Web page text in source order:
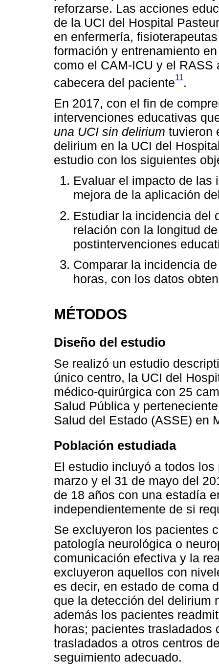
reforzarse. Las acciones
de la UCI del Hospital
en enfermería,
formación y entrenamiento
como el CAM-ICU y el
cabecera del paciente11.
En 2017, con el fin de
intervenciones educativas
una UCI sin delirium tuvieron
delirium en la UCI del
estudio con los siguientes
Evaluar el impacto de las
mejora de la aplicación
Estudiar la incidencia del
relación con la longitud
postintervenciones
Comparar la incidencia
horas, con los datos
MÉTODOS
Diseño del estudio
Se realizó un estudio
único centro, la UCI del
médico-quirúrgica con 25
Salud Pública y
Salud del Estado (ASSE) en
Población estudiada
El estudio incluyó a todos
marzo y el 31 de mayo del
de 18 años con una estadía
independientemente de si
Se excluyeron los pacientes
patología neurológica o
comunicación efectiva y la
excluyeron aquellos con
es decir, en estado de coma
que la detección del delirium
además los pacientes
horas; pacientes trasladados
trasladados a otros centros
seguimiento adecuado.